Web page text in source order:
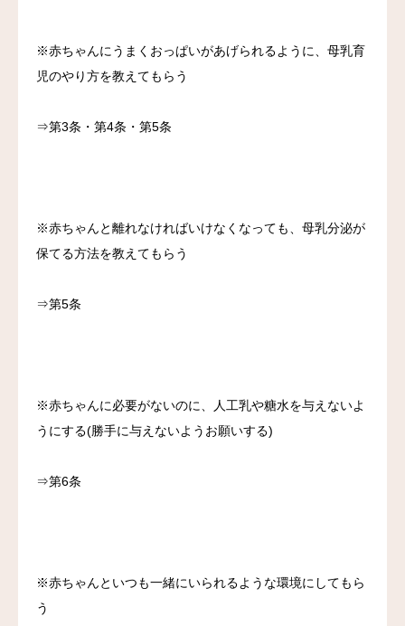
※赤ちゃんにうまくおっぱいがあげられるように、母乳育
児のやり方を教えてもらう
⇒第3条・第4条・第5条
※赤ちゃんと離れなければいけなくなっても、母乳分泌が
保てる方法を教えてもらう
⇒第5条
※赤ちゃんに必要がないのに、人工乳や糖水を与えないよ
うにする(勝手に与えないようお願いする)
⇒第6条
※赤ちゃんといつも一緒にいられるような環境にしてもら
う